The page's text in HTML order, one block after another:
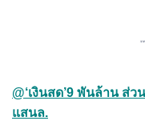
@‘เงินสด’9 พันล้าน ส่ว
แสนล.